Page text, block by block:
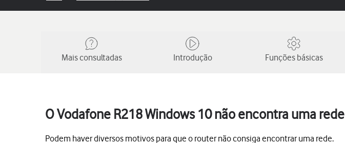
Mais consultadas Introdução Funções básicas
O Vodafone R218 Windows 10 não encontra uma rede
Podem haver diversos motivos para que o router não consiga encontrar uma rede.